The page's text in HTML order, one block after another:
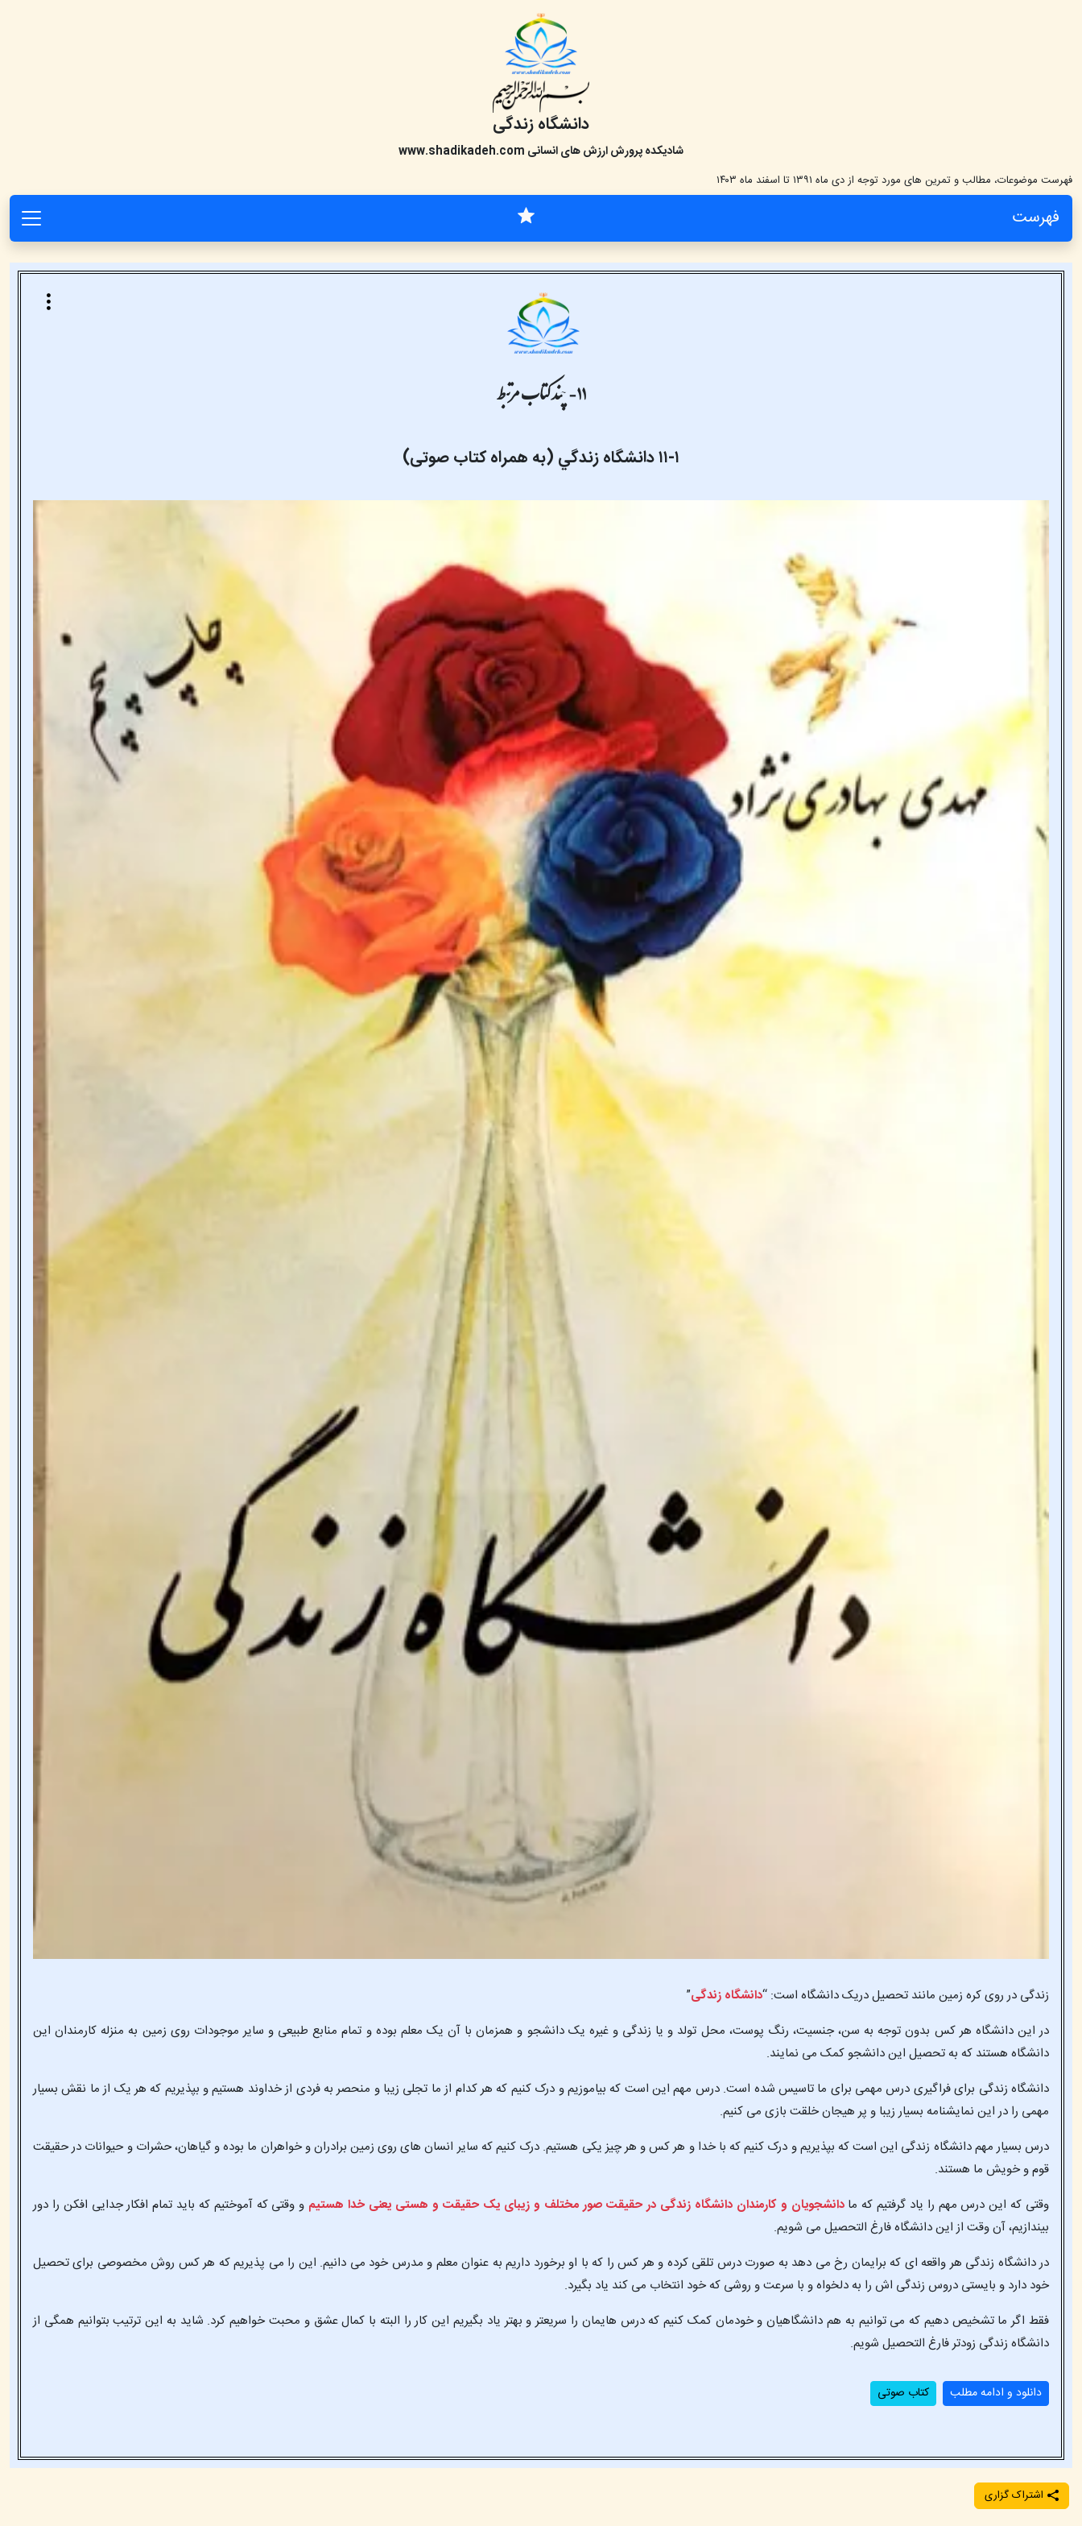
دانشگاه زندگی
شادیکده پرورش ارزش های انسانی www.shadikadeh.com
فهرست موضوعات، مطالب و تمرین های مورد توجه از دی ماه ۱۳۹۱ تا اسفند ماه ۱۴۰۳
فهرست
۱۱- چند کتاب مرتبط
۱۱-۱ دانشگاه زندگي (به همراه کتاب صوتی)
زندگی در روی کره زمین مانند تحصیل دریک دانشگاه است: “دانشگاه زندگی”
در این دانشگاه هر کس بدون توجه به سن، جنسیت، رنگ پوست، محل تولد و یا زندگی و غیره یک دانشجو و همزمان با آن یک معلم بوده و تمام منابع طبیعی و سایر موجودات روی زمین به منزله کارمندان این
دانشگاه هستند که به تحصیل این دانشجو کمک می نمایند.
دانشگاه زندگی برای فراگیری درس مهمی برای ما تاسیس شده است. درس مهم این است که بیاموزیم و درک کنیم که هر کدام از ما تجلی زیبا و منحصر به فردی از خداوند هستیم و بپذیریم که هر یک از ما نقش بسیار
مهمی را در این نمایشنامه بسیار زیبا و پر هیجان خلقت بازی می کنیم.
درس بسیار مهم دانشگاه زندگی این است که بپذیریم و درک کنیم که با خدا و هر کس و هر چیز یکی هستیم. درک کنیم که سایر انسان های روی زمین برادران و خواهران ما بوده و گیاهان، حشرات و حیوانات در حقیقت
قوم و خویش ما هستند.
وقتی که این درس مهم را یاد گرفتیم که مادانشجویان و کارمندان دانشگاه زندگی در حقیقت صور مختلف و زیبای یک حقیقت و هستی یعنی خدا هستیم و وقتی که آموختیم که باید تمام افکار جدایی افکن را دور
بیندازیم، آن وقت از این دانشگاه فارغ التحصیل می شویم.
در دانشگاه زندگی هر واقعه ای که برایمان رخ می دهد به صورت درس تلقی کرده و هر کس را که با او برخورد داریم به عنوان معلم و مدرس خود می دانیم. این را می پذیریم که هر کس روش مخصوصی برای تحصیل
خود دارد و بایستی دروس زندگی اش را به دلخواه و با سرعت و روشی که خود انتخاب می کند یاد بگیرد.
فقط اگر ما تشخیص دهیم که می توانیم به هم دانشگاهیان و خودمان کمک کنیم که درس هایمان را سریعتر و بهتر یاد بگیریم این کار را البته با کمال عشق و محبت خواهیم کرد. شاید به این ترتیب بتوانیم همگی از
دانشگاه زندگی زودتر فارغ التحصیل شویم.
دانلود و ادامه مطلب کتاب صوتی
اشتراک گزاری